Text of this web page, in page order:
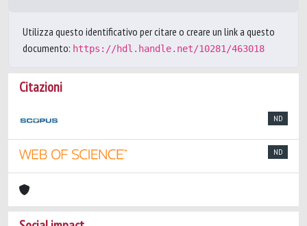
Utilizza questo identificativo per citare o creare un link a questo
documento: https://hdl.handle.net/10281/463018
Citazioni
ND
ND